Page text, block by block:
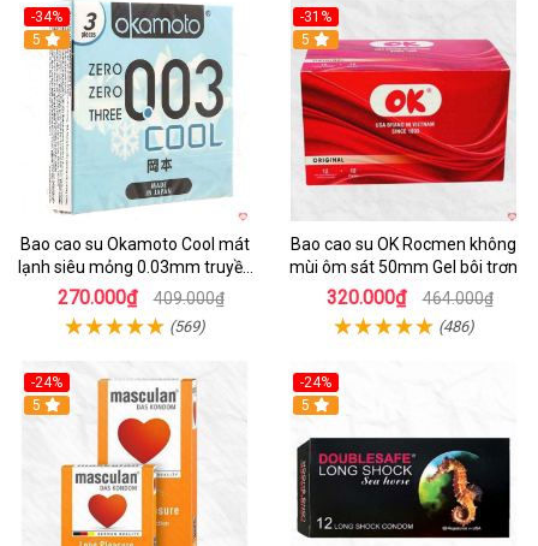
-34%
Hot
5
Bao cao su Okamoto Cool mát
lạnh siêu mỏng 0.03mm truyền
nhiệt nhanh
270.000₫ 409.000₫
(569)
-31%
5
Bao cao su OK Rocmen không
mùi ôm sát 50mm Gel bôi trơn
320.000₫ 464.000₫
(486)
-24%
5
-24%
5